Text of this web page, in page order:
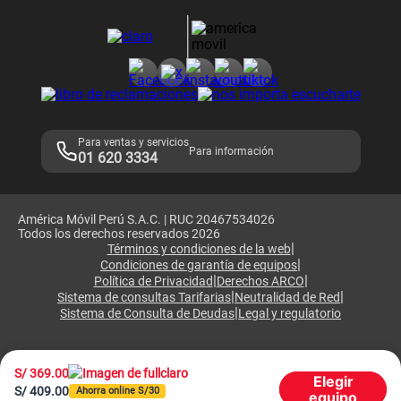
S/369.00
S/409.00 Ahorra online S/30
Elegir
equipo
Consulta de IMEI
Consulta de reclamos
Adquirientes iPhone 6, 6S y SE
Mensaje de Seguridad
Términos y Condiciones de Tienda Claro
Libro de Reclamaciones
Para ventas y servicios
01 620 3334 Para información
América Móvil Perú S.A.C. | RUC 20467534026
Todos los derechos reservados 2026
Términos y condiciones de la web|
Condiciones de garantía de equipos
Política de Privacidad Derechos ARCO
Sistema de consultas Tarifarias Neutralidad de Red
Sistema de Consulta de Deudas Legal y regulatorio